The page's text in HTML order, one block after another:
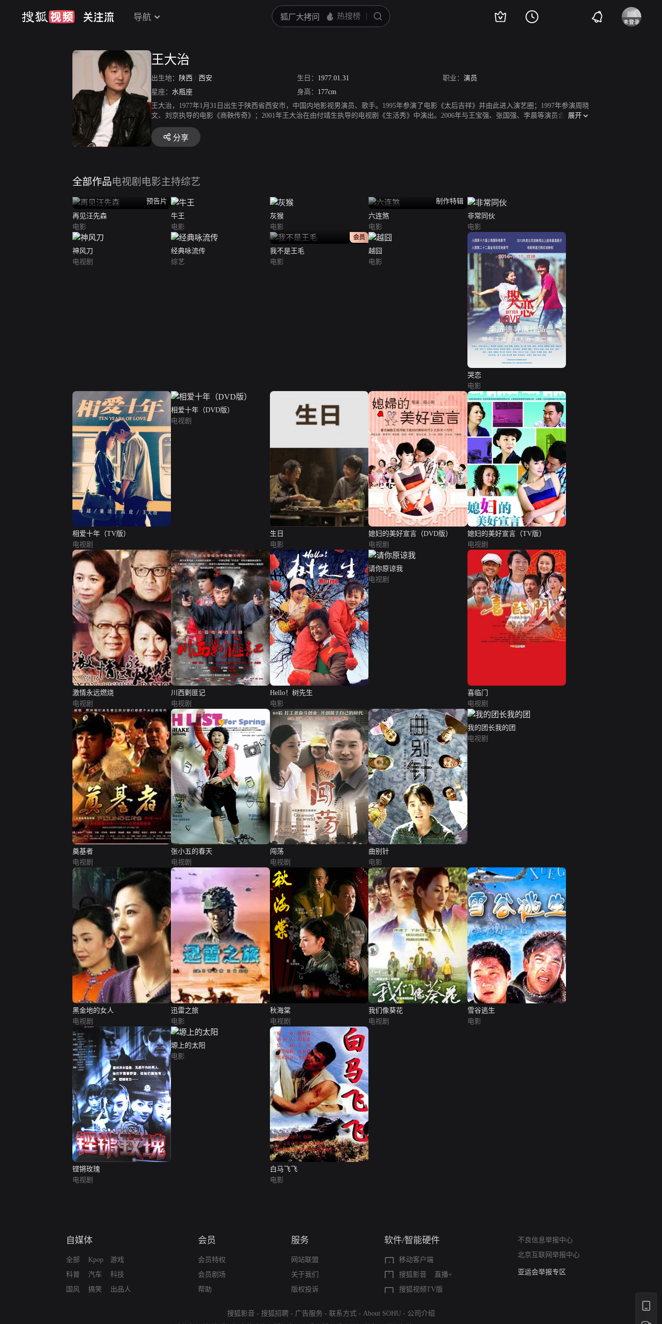
导航
王大治
出生地： 陕西 / 西安 生日： 1977.01.31 职业： 演员
星座： 水瓶座 身高： 177cm
王大治，1977年1月31日出生于陕西省西安市，中国内地影视男演员、歌手。1995年参演了电影《太后吉祥》并由此进入演艺圈；1997年参演周晓
文、刘京执导的电影《商鞅传奇》；2001年王大治在由付靖生执导的电视剧《生活秀》中演出。2006年与王宝强、张国强、李晨等演员合作出演
康洪雷执导的《士兵突击》，剧中饰演许二和；2008年演唱电视剧《军医》片尾曲《燃烧岁月》；2009年参演军旅剧《我的团长我的团》。2010
年，王大治出演由刘惠宁执导的的青春怀旧大戏《请你原谅我》，继续演绎兄弟情义；2014年11月30日，王大治凭借电影《我不是王毛》成为中
国首位俄罗斯邦达尔丘克电影节最佳男演员。2021年7月9日，执导的电影《再见汪先森》正式上映。
展开
分享
全部作品电视剧 电影主持综艺
预告片
再见汪先森
电影
牛王
电影
灰猴
电影
制作特辑
六连煞
电影
非常同伙
电影
神风刀
电视剧
经典咏流传
综艺
正片
会员
我不是王毛
电影
越囧
电影
哭恋
电影
相爱十年（TV版）
电视剧
相爱十年（DVD版）
电视剧
生日
电影
媳妇的美好宣言（DVD版）
电视剧
媳妇的美好宣言（TV版）
电视剧
激情永远燃烧
电视剧
川西剿匪记
电视剧
Hello！树先生
电影
请你原谅我
电视剧
喜临门
电视剧
奠基者
电视剧
张小五的春天
电视剧
闯荡
电视剧
曲别针
电影
我的团长我的团
电视剧
黑金地的女人
电视剧
迅雷之旅
电影
秋海棠
电视剧
我们像葵花
电视剧
雪谷逃生
电影
铿锵玫瑰
电视剧
塬上的太阳
电影
白马飞飞
电影
自媒体
全部
科普
国风
Kpop
汽车
搞笑
游戏
科技
出品人
会员
会员特权
会员剧场
帮助
服务
网站联盟
关于我们
版权投诉
软件/智能硬件
移动客户端
搜狐影音
直播+
搜狐视频TV版
不良信息举报中心
北京互联网举报中心
亚运会举报专区
涉历史虚无举报
搜狐影音 - 搜狐招聘 - 广告服务 - 联系方式 - About SOHU - 公司介绍